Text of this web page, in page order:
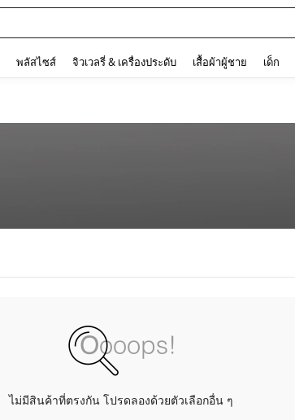
พลัสไซส์ จิวเวลรี่ & เครื่องประดับ เสื้อผ้าผู้ชาย เด็ก
ไม่มีสินค้าที่ตรงกัน โปรดลองด้วยตัวเลือกอื่น ๆ